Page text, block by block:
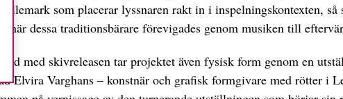
Willemark som placerar lyssnaren rakt in i inspelningskontexten, så
när dessa traditionsbärare förevigades genom musiken till
med skivreleasen tar projektet även fysisk form genom en
Elvira Varghans – konstnär och grafisk formgivare med rötter i